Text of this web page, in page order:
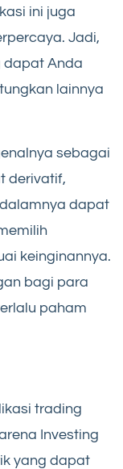
ini juga
Jadi,
dapat Anda
lainnya
sebagai
derivatif,
dapat
keinginannya.
bagi para
paham
trading
Investing
yang dapat